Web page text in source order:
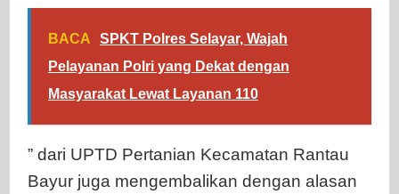
BACA
SPKT Polres Selayar, Wajah
Pelayanan Polri yang Dekat dengan
Masyarakat Lewat Layanan 110
” dari UPTD Pertanian Kecamatan Rantau
Bayur juga mengembalikan dengan alasan